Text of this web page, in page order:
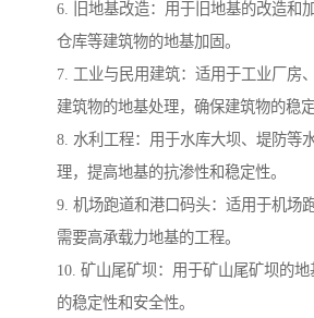
6. 旧地基改造：用于旧地基的改造和
仓库等建筑物的地基加固。
7. 工业与民用建筑：适用于工业厂房
建筑物的地基处理，确保建筑物的稳
8. 水利工程：用于水库大坝、堤防等
理，提高地基的抗渗性和稳定性。
9. 机场跑道和港口码头：适用于机场
需要高承载力地基的工程。
10. 矿山尾矿坝：用于矿山尾矿坝的
的稳定性和安全性。